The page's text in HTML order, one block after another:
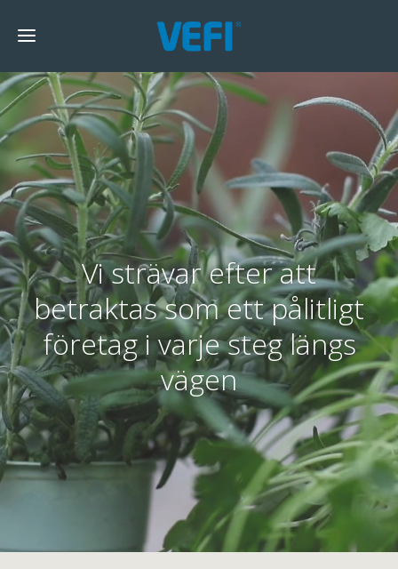
Vi strävar efter att
betraktas som ett pålitligt
företag i varje steg längs
vägen